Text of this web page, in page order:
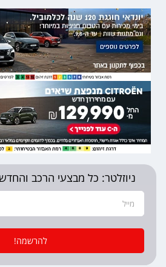
ניוזלטר: כל מבצעי הרכב
להרשמה!